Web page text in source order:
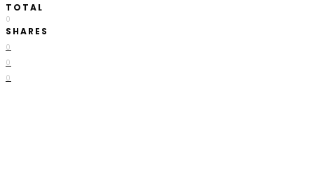
TOTAL
0
SHARES
0
0
0